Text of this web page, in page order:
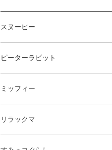
スヌーピー
ピーターラビット
ミッフィー
リラックマ